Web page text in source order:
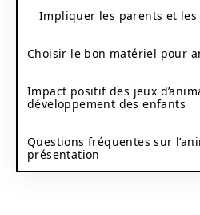
Impliquer les parents et les
Choisir le bon matériel pour
Impact positif des jeux
développement des enfants
Questions fréquentes sur
présentation